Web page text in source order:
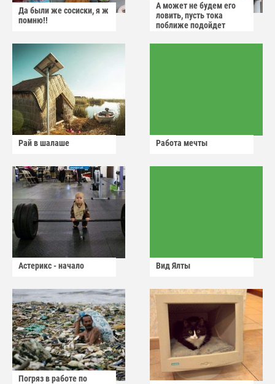
Да были же сосиски, я ж
помню!!
А может не будем его
ловить, пусть тока
поближе подойдет
Рай в шалаше Работа мечты
Астерикс - начало Вид Ялты
Погряз в работе по